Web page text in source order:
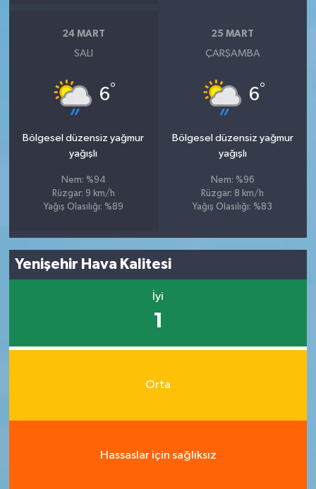
24 MART
SALI
6°
Bölgesel düzensiz yağmur
yağışlı
Nem: %94
Rüzgar: 9 km/h
Yağış Olasılığı: %89
25 MART
ÇARŞAMBA
6°
Bölgesel düzensiz yağmur
yağışlı
Nem: %96
Rüzgar: 8 km/h
Yağış Olasılığı: %83
Yenişehir Hava Kalitesi
İyi
1
Orta
Hassaslar için sağlıksız